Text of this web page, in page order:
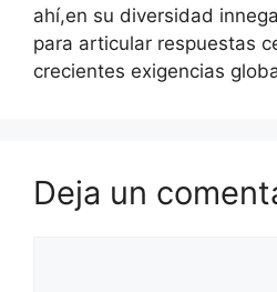
ahí,en su diversidad
para articular respuestas
crecientes exigencias
Deja un